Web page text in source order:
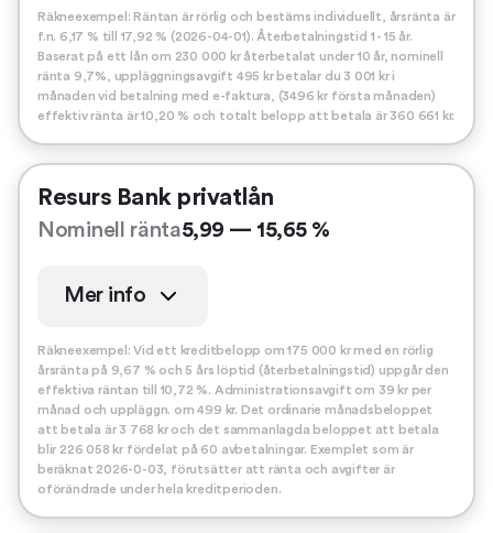
Räkneexempel: Räntan är rörlig och bestäms individuellt, årsränta är
f.n. 6,17 % till 17,92 % (2026-04-01). Återbetalningstid 1 - 15 år.
Baserat på ett lån om 230 000 kr återbetalat under 10 år, nominell
ränta 9,7%, uppläggningsavgift 495 kr betalar du 3 001 kr i
månaden vid betalning med e-faktura, (3496 kr första månaden)
effektiv ränta är 10,20 % och totalt belopp att betala är 360 661 kr.
Resurs Bank privatlån
Nominell ränta5,99 — 15,65 %
Mer info
Räkneexempel: Vid ett kreditbelopp om 175 000 kr med en rörlig
årsränta på 9,67 % och 5 års löptid (återbetalningstid) uppgår den
effektiva räntan till 10,72 %. Administrationsavgift om 39 kr per
månad och uppläggn. om 499 kr. Det ordinarie månadsbeloppet
att betala är 3 768 kr och det sammanlagda beloppet att betala
blir 226 058 kr fördelat på 60 avbetalningar. Exemplet som är
beräknat 2026-0-03, förutsätter att ränta och avgifter är
oförändrade under hela kreditperioden.